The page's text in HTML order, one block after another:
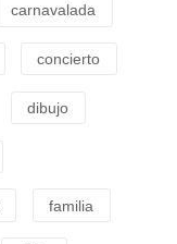
carnavalada
concierto
dibujo
familia